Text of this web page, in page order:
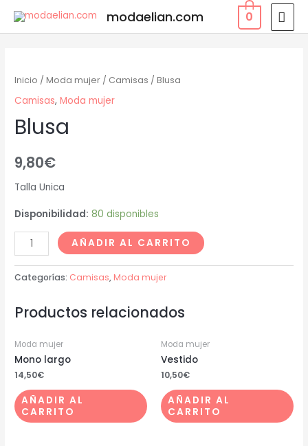
modaelian.com 0
Inicio /Moda mujer / Camisas / Blusa
Camisas,Moda mujer
Blusa
9,80€
Talla Unica
Disponibilidad: 80 disponibles
AÑADIR AL CARRITO
Categorías: Camisas, Moda mujer
Productos relacionados
Moda mujer
Mono largo
14,50€
AÑADIR AL
CARRITO
Moda mujer
Vestido
10,50€
AÑADIR AL
CARRITO